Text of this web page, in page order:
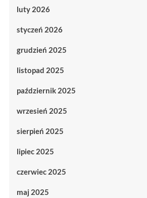
luty 2026
styczeń 2026
grudzień 2025
listopad 2025
październik 2025
wrzesień 2025
sierpień 2025
lipiec 2025
czerwiec 2025
maj 2025